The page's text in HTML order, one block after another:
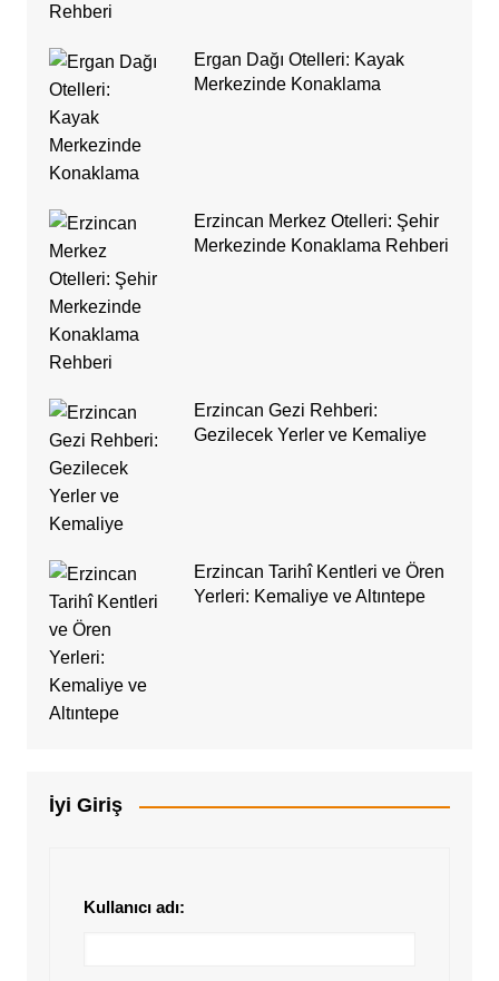
Ergan Dağı Otelleri: Kayak
Merkezinde Konaklama
Erzincan Merkez Otelleri: Şehir
Merkezinde Konaklama Rehberi
Erzincan Gezi Rehberi:
Gezilecek Yerler ve Kemaliye
Erzincan Tarihî Kentleri ve Ören
Yerleri: Kemaliye ve Altıntepe
İyi Giriş
Kullanıcı adı: